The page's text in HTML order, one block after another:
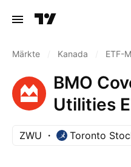
Märkte Kanada ETF-
BMO
Utilities
ZWU Toronto